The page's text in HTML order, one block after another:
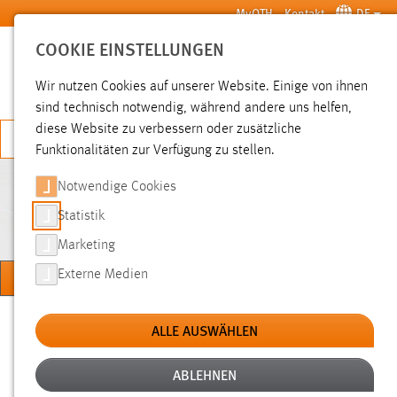
Zum Hauptinhalt springen MyOTH Kontakt DE
SUCHE
JETZT BEWERBEN
APPLIED RESEARCH IN
ENGINEERING SCIENCES
Sie sind hier:
Studium Studienangebote Studiengänge
COOKIE EINSTELLUNGEN
Wir nutzen Cookies auf unserer Website. Einige von ihnen
sind technisch notwendig, während andere uns helfen,
diese Website zu verbessern oder zusätzliche
Funktionalitäten zur Verfügung zu stellen.
Notwendige Cookies
Statistik
Marketing
Externe Medien
ALLE AUSWÄHLEN
ABLEHNEN